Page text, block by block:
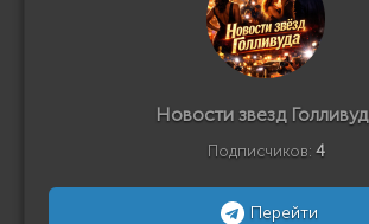
Новости звезд
Подписчиков: 4
Перейти